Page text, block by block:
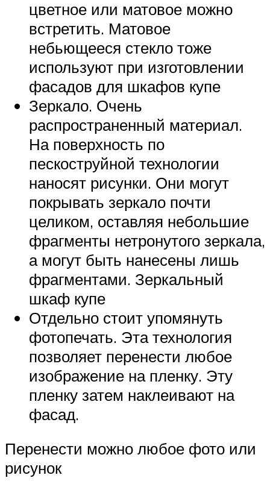
цветное или матовое можно
встретить. Матовое
небьющееся стекло тоже
используют при изготовлении
фасадов для шкафов купе
Зеркало. Очень
распространенный материал.
На поверхность по
пескоструйной технологии
наносят рисунки. Они могут
покрывать зеркало почти
целиком, оставляя небольшие
фрагменты нетронутого зеркала,
а могут быть нанесены лишь
фрагментами. Зеркальный
шкаф купе
Отдельно стоит упомянуть
фотопечать. Эта технология
позволяет перенести любое
изображение на пленку. Эту
пленку затем наклеивают на
фасад.
Перенести можно любое фото или
рисунок